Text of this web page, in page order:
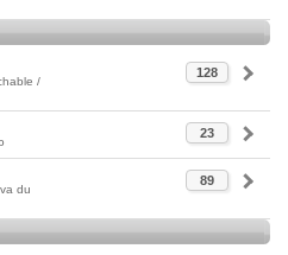
128
/
23
89
du